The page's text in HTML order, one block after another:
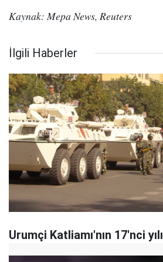
Kaynak: Mepa News, Reuters
İlgili Haberler
Urumçi Katliamı'nın 17'nci yılı